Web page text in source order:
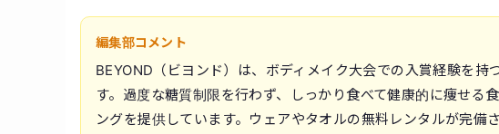
編集部コメント
BEYOND（ビヨンド）は、ボディメイク大会での入賞経験を
す。過度な糖質制限を行わず、しっかり食べて健康的に痩せる
ングを提供しています。ウェアやタオルの無料レンタルが完